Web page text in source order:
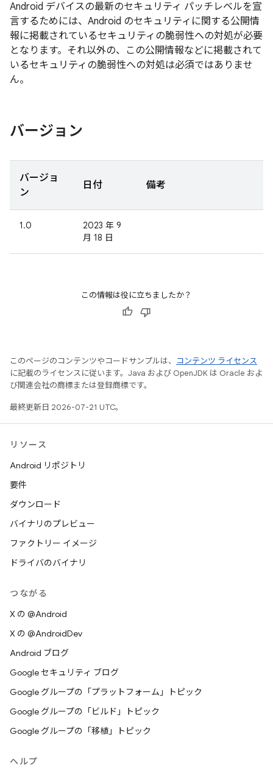
Android デバイスの最新のセキュリティ パッチレベルを宣
言するためには、Android のセキュリティに関する公開情
報に掲載されているセキュリティの脆弱性への対処が必要
となります。それ以外の、この公開情報などに掲載されて
いるセキュリティの脆弱性への対処は必須ではありませ
ん。
バージョン
バージョ
ン
日付 備考
1.0
2023 年 9
月 18 日
この情報は役に立ちましたか？
このページのコンテンツやコードサンプルは、
コンテンツ ライセンス
に記載のライセンスに従います。Java および OpenJDK は Oracle およ
び関連会社の商標または登録商標です。
最終更新日 2026-07-21 UTC。
リソース
Android リポジトリ
要件
ダウンロード
バイナリのプレビュー
ファクトリー イメージ
ドライバのバイナリ
つながる
X の @Android
X の @AndroidDev
Android ブログ
Google セキュリティ ブログ
Google グループの「プラットフォーム」トピック
Google グループの「ビルド」トピック
Google グループの「移植」トピック
ヘルプ